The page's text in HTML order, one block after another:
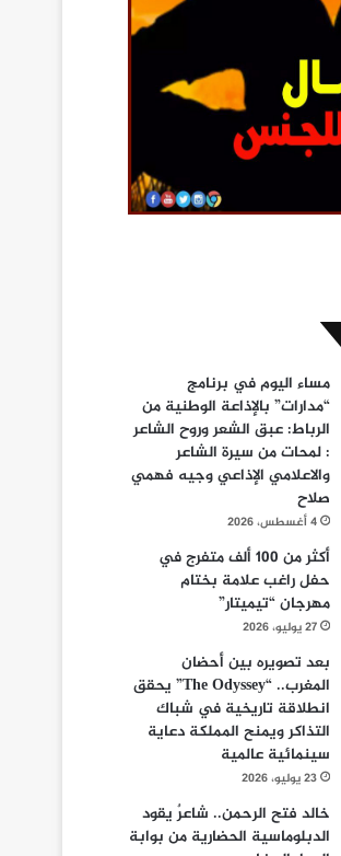
مساء اليوم في برنامج
“مدارات” بالإذاعة الوطنية من
الرباط: عبق الشعر وروح الشاعر
: لمحات من سيرة الشاعر
والاعلامي الإذاعي وجيه فهمي
صلاح
4 أغسطس، 2026
أكثر من 100 ألف متفرج في
حفل راغب علامة بختام
مهرجان “تيميتار”
27 يوليو، 2026
بعد تصويره بين أحضان
المغرب.. “The Odyssey” يحقق
انطلاقة تاريخية في شباك
التذاكر ويمنح المملكة دعاية
سينمائية عالمية
23 يوليو، 2026
خالد فتح الرحمن.. شاعرٌ يقود
الدبلوماسية الحضارية من بوابة